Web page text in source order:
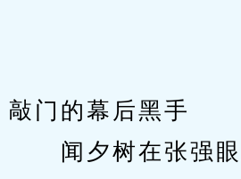
敲门的幕后黑手
闻夕树在张强眼